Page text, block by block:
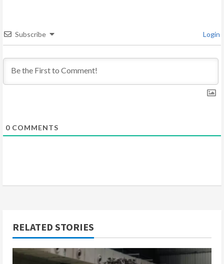
a
d
i
n
Subscribe Login
0 COMMENTS
RELATED STORIES